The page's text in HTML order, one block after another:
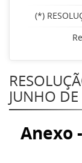
(*)
JUNHO
Anexo